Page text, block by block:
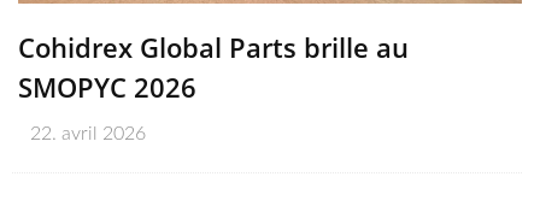
Cohidrex Global Parts brille au
SMOPYC 2026
22. avril 2026